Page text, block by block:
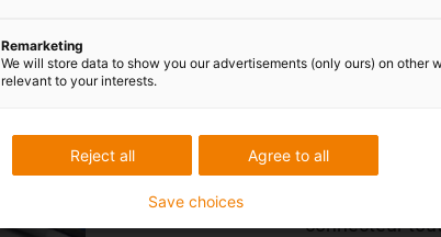
Qu’il
sur stock ou
mesure, la
aux
offre une
applications
connecteur
Remarketing
We will store data to show you our advertisements (only ours) on other
relevant to your interests.
Agree to all
Reject all
Save choices